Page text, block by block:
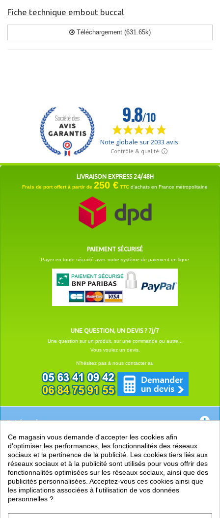
Fiche technique embout buccal
Téléchargement (631.65k)
LIVRAISON EXPRESS 24/48H
Frais de port offert à partir de 250 € TTC d'achats en France métropolitaine
PAIEMENT SÉCURISÉ
Payer en toute sécurité avec notre système de paiement en ligne
UNE QUESTION, UN DEVIS ? 7j/7
Une question sur un produit, sur une commande ou autre...
Vous voulez un devis.
N'hésitez pas à nous contacter au
Catégories
EN SAVOIR +
PRATIQUE
LIENS
Ce magasin vous demande d'accepter les cookies afin
d'optimiser les performances, les fonctionnalités des réseaux
sociaux et la pertinence de la publicité. Les cookies tiers liés aux
réseaux sociaux et à la publicité sont utilisés pour vous offrir des
fonctionnalités optimisées sur les réseaux sociaux, ainsi que des
publicités personnalisées. Acceptez-vous ces cookies ainsi que
les implications associées à l'utilisation de vos données
personnelles ?